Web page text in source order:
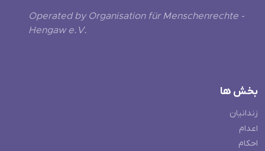
Operated by Organisation für Menschenrechte -
Hengaw e.V.
بخش ها
زندانیان
اعدام
احکام